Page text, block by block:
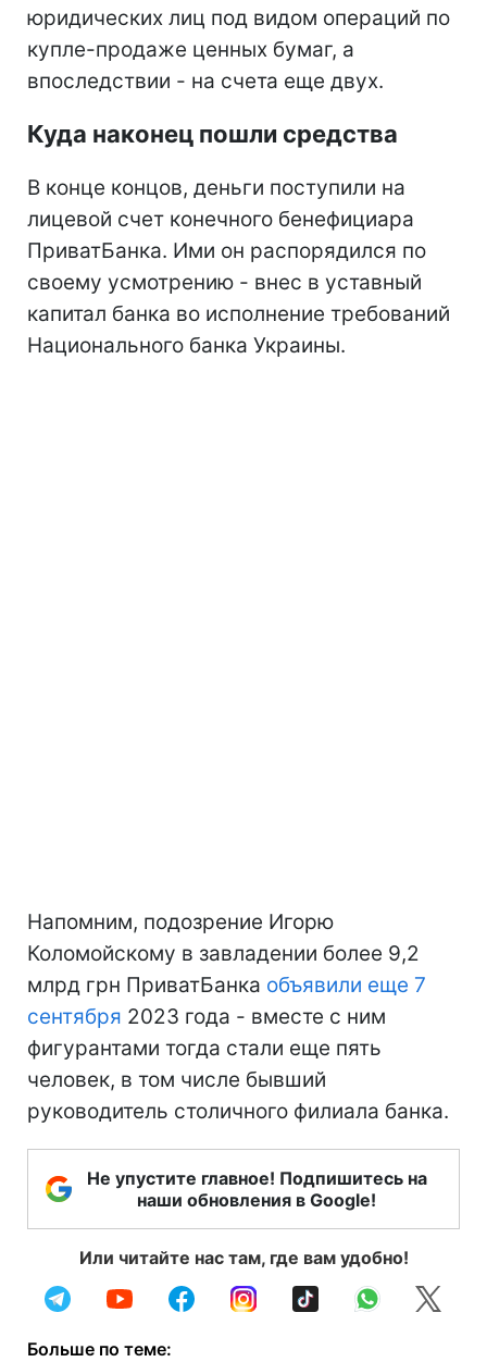
юридических лиц под видом операций по
купле-продаже ценных бумаг, а
впоследствии - на счета еще двух.
Куда наконец пошли средства
В конце концов, деньги поступили на
лицевой счет конечного бенефициара
ПриватБанка. Ими он распорядился по
своему усмотрению - внес в уставный
капитал банка во исполнение требований
Национального банка Украины.
Напомним, подозрение Игорю
Коломойскому в завладении более 9,2
млрд грн ПриватБанка объявили еще 7
сентября 2023 года - вместе с ним
фигурантами тогда стали еще пять
человек, в том числе бывший
руководитель столичного филиала банка.
Не упустите главное! Подпишитесь на
наши обновления в Google!
Или читайте нас там, где вам удобно!
Больше по теме: